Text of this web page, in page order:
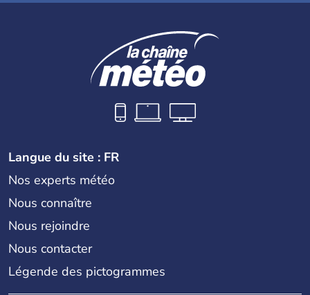
Langue du site : FR
Nos experts météo
Nous connaître
Nous rejoindre
Nous contacter
Légende des pictogrammes